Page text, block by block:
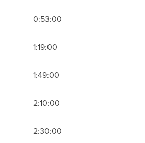
0:53:00
1:19:00
1:49:00
2:10:00
2:30:00